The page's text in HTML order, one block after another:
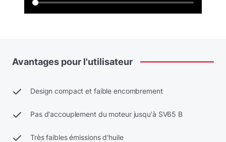
Avantages pour l'utilisateur
Design compact et faible encombrement
Pas d'accouplement du moteur jusqu'à SV65 B
Très faibles émissions d'huile